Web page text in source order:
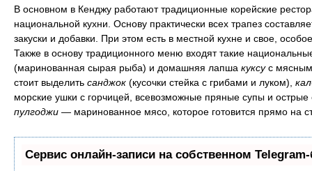
В основном в Кенджу работают традиционные корейские
национальной кухни. Основу практически всех трапез
закуски и добавки. При этом есть в местной кухне и свое,
Также в основу традиционного меню входят такие
(маринованная сырая рыба) и домашняя лапша куксус мясным
стоит выделить санджок (кусочки стейка с грибами и луком),
морские ушки с горчицей, всевозможные пряные супы и
пулгоджи — маринованное мясо, которое готовится прямо на
Сервис онлайн-записи на собственном Telegram-